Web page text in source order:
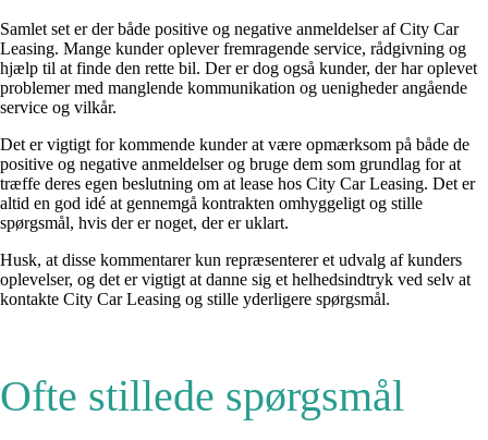
Samlet set er der både positive og negative anmeldelser af City Car
Leasing. Mange kunder oplever fremragende service, rådgivning og
hjælp til at finde den rette bil. Der er dog også kunder, der har oplevet
problemer med manglende kommunikation og uenigheder angående
service og vilkår.
Det er vigtigt for kommende kunder at være opmærksom på både de
positive og negative anmeldelser og bruge dem som grundlag for at
træffe deres egen beslutning om at lease hos City Car Leasing. Det er
altid en god idé at gennemgå kontrakten omhyggeligt og stille
spørgsmål, hvis der er noget, der er uklart.
Husk, at disse kommentarer kun repræsenterer et udvalg af kunders
oplevelser, og det er vigtigt at danne sig et helhedsindtryk ved selv at
kontakte City Car Leasing og stille yderligere spørgsmål.
Ofte stillede spørgsmål